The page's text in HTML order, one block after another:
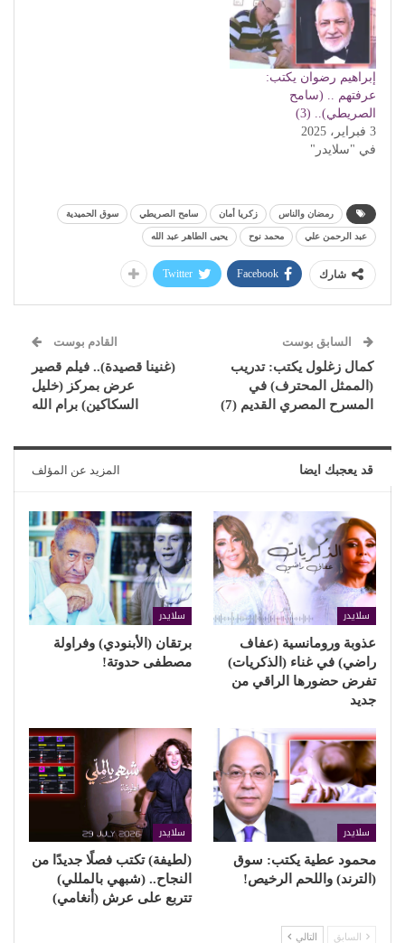
إبراهيم رضوان يكتب:
عرفتهم .. (سامح
الصريطي).. (3)
3 فبراير، 2025
في "سلايدر"
رمضان والناس زكريا أمان سامح الصريطي سوق الحميدية
عبد الرحمن علي محمد نوح يحيى الطاهر عبد الله
شارك Facebook
Twitter
السابق بوست
كمال زغلول يكتب: تدريب
(الممثل المحترف) في
المسرح المصري القديم (7)
القادم بوست
(غنينا قصيدة).. فيلم قصير
عرض بمركز (خليل
السكاكين) برام الله
قد يعجبك ايضا المزيد عن المؤلف
سلايدر
عذوبة ورومانسية (عفاف
راضي) في غناء (الذكريات)
تفرض حضورها الراقي من
جديد
سلايدر
برتقان (الأبنودي) وفراولة
مصطفى حدوتة!
سلايدر
محمود عطية يكتب: سوق
(الترند) واللحم الرخيص!
سلايدر
(لطيفة) تكتب فصلًا جديدًا من
النجاح.. (شبهي بالمللي)
تتربع على عرش (أنغامي)
السابق التالي